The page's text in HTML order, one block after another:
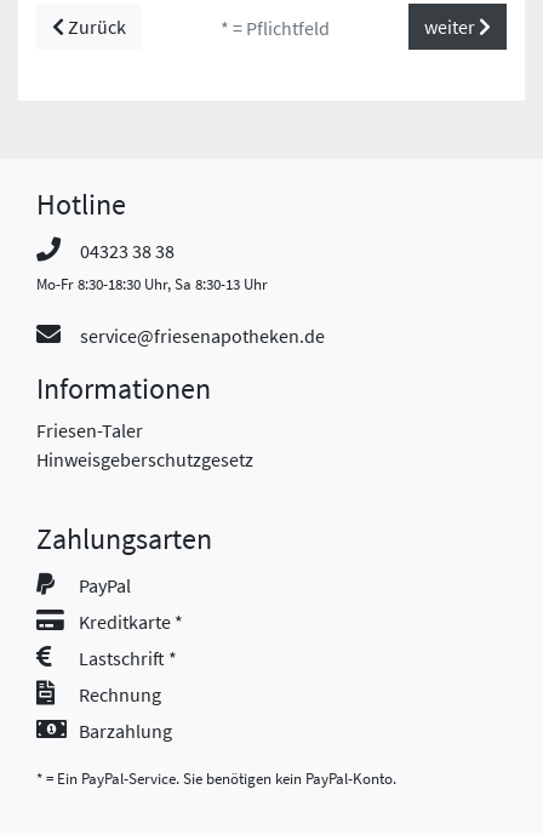
Zurück * = Pflichtfeld weiter
Hotline
04323 38 38
Mo-Fr 8:30-18:30 Uhr, Sa 8:30-13 Uhr
service@friesenapotheken.de
Informationen
Friesen-Taler
Hinweisgeberschutzgesetz
Zahlungsarten
PayPal
Kreditkarte *
Lastschrift *
Rechnung
Barzahlung
* = Ein PayPal-Service. Sie benötigen kein PayPal-Konto.